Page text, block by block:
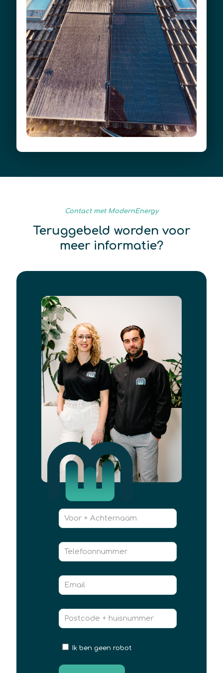
Contact met ModernEnergy
Teruggebeld worden voor
meer informatie?
Ik ben geen robot